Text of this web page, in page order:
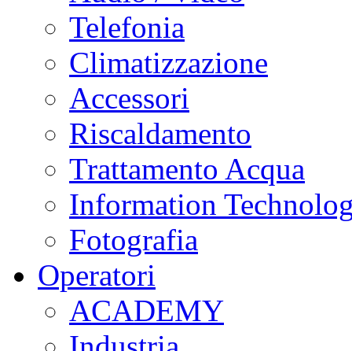
Telefonia
Climatizzazione
Accessori
Riscaldamento
Trattamento Acqua
Information
Fotografia
Operatori
ACADEMY